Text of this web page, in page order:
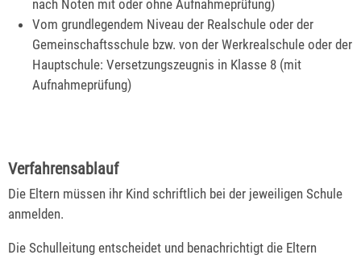
nach Noten mit oder ohne Aufnahmeprüfung)
Vom grundlegendem Niveau der Realschule oder der
Gemeinschaftsschule bzw. von der Werkrealschule oder der
Hauptschule: Versetzungszeugnis in Klasse 8 (mit
Aufnahmeprüfung)
Verfahrensablauf
Die Eltern müssen ihr Kind schriftlich bei der jeweiligen Schule
anmelden.
Die Schulleitung entscheidet und benachrichtigt die Eltern